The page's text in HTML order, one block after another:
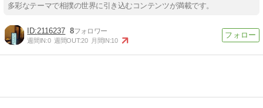
多彩なテーマで相撲の世界に引き込むコンテンツが満載です。
2116237 8
週間IN:0 週間OUT:20 月間IN:10